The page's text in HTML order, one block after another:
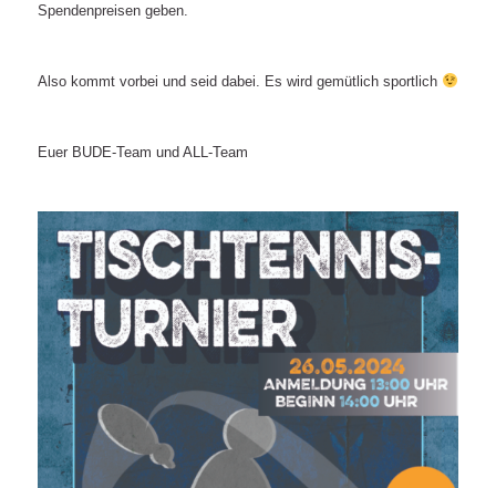
Spendenpreisen geben.
Also kommt vorbei und seid dabei. Es wird gemütlich sportlich
Euer BUDE-Team und ALL-Team